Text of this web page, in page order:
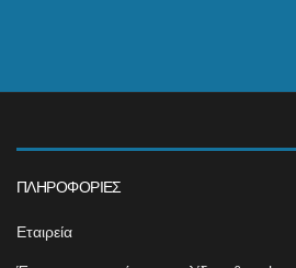
ΠΛΗΡΟΦΟΡΊΕΣ
Εταιρεία